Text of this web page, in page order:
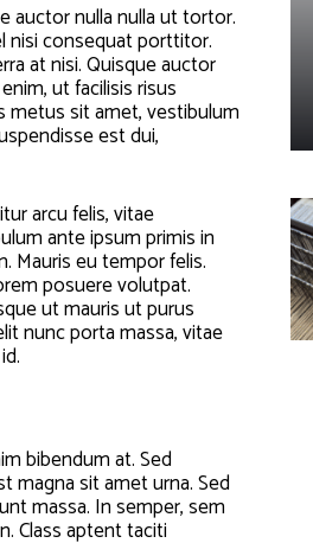
auctor nulla nulla ut tortor.
nisi consequat porttitor.
at nisi. Quisque auctor
ut facilisis risus
metus sit amet, vestibulum
est dui,
arcu felis, vitae
ante ipsum primis in
Mauris eu tempor felis.
posuere volutpat.
ut mauris ut purus
nunc porta massa, vitae
bibendum at. Sed
magna sit amet urna. Sed
massa. In semper, sem
Class aptent taciti